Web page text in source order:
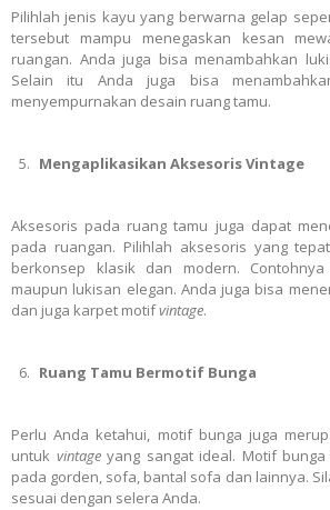
Pilihlah jenis kayu yang berwarna gelap
tersebut mampu menegaskan kesan
ruangan. Anda juga bisa menambahkan
Selain itu Anda juga bisa
menyempurnakan desain ruang tamu.
Mengaplikasikan Aksesoris Vintage
Aksesoris pada ruang tamu juga dapat
pada ruangan. Pilihlah aksesoris yang
berkonsep klasik dan modern.
maupun lukisan elegan. Anda juga bisa
dan juga karpet motifvintage.
Ruang Tamu Bermotif Bunga
Perlu Anda ketahui, motif bunga juga
untuk vintageyang sangat ideal. Motif
pada gorden, sofa, bantal sofa dan lainnya.
sesuai dengan selera Anda.